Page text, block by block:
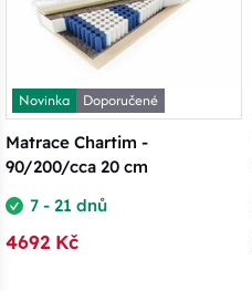
Novinka
Doporučené
Matrace Chartim -
90/200/cca 20 cm
7 - 21 dnů
4692 Kč